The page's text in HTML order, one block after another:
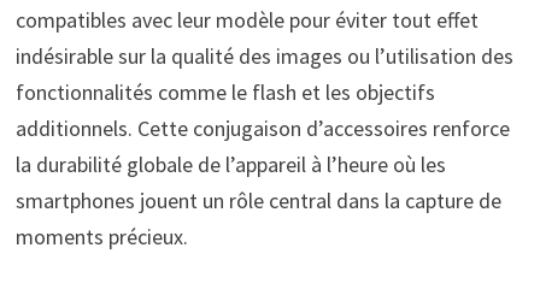
compatibles avec leur modèle pour éviter tout effet
indésirable sur la qualité des images ou l’utilisation des
fonctionnalités comme le flash et les objectifs
additionnels. Cette conjugaison d’accessoires renforce
la durabilité globale de l’appareil à l’heure où les
smartphones jouent un rôle central dans la capture de
moments précieux.